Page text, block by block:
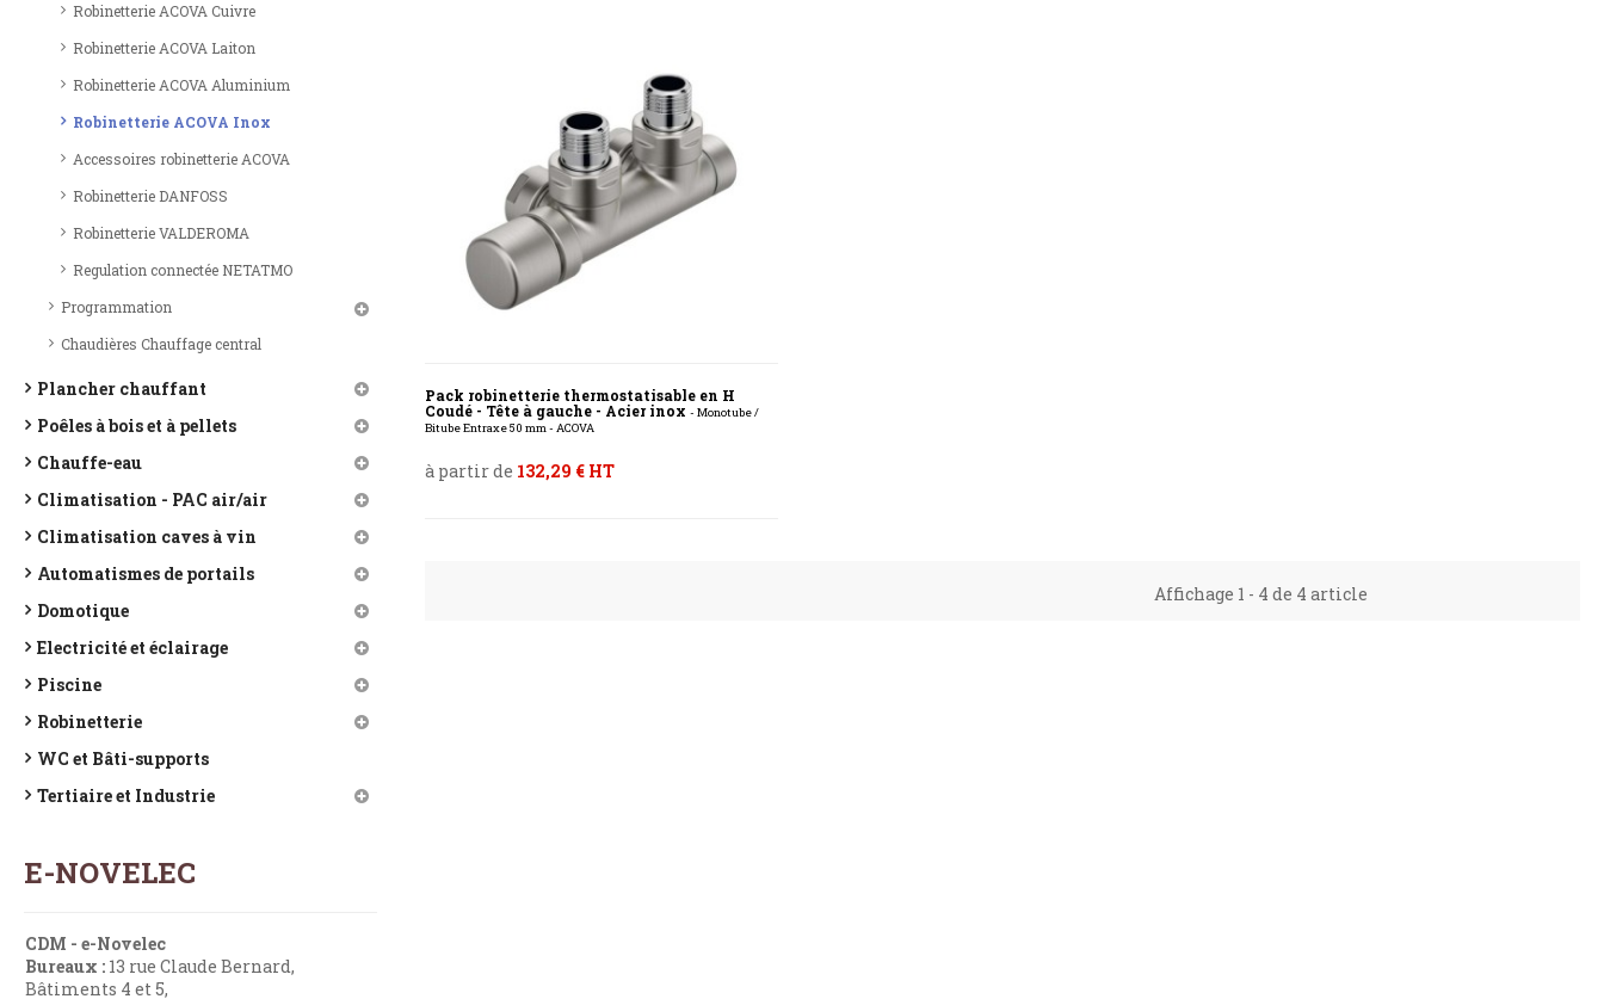
Robinetterie ACOVA Cuivre
Robinetterie ACOVA Laiton
Robinetterie ACOVA Aluminium
Robinetterie ACOVA Inox
Accessoires robinetterie ACOVA
Robinetterie DANFOSS
Robinetterie VALDEROMA
Regulation connectée NETATMO
Programmation
Chaudières Chauffage central
Plancher chauffant
Poêles à bois et à pellets
Chauffe-eau
Climatisation - PAC air/air
Climatisation caves à vin
Automatismes de portails
Domotique
Electricité et éclairage
Piscine
Robinetterie
WC et Bâti-supports
Tertiaire et Industrie
E-NOVELEC
CDM - e-Novelec
Bureaux : 13 rue Claude Bernard,
Bâtiments 4 et 5,
Pack robinetterie thermostatisable en H
Coudé - Tête à gauche - Acier inox - Monotube /
Bitube Entraxe 50 mm - ACOVA
à partir de 132,29 € HT
Affichage 1 - 4 de 4 article